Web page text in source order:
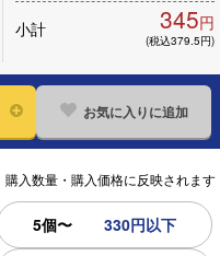
小計 345円
(税込379.5円)
お気に入りに追加
購入数量・購入価格に反映されます
5個〜 330円以下